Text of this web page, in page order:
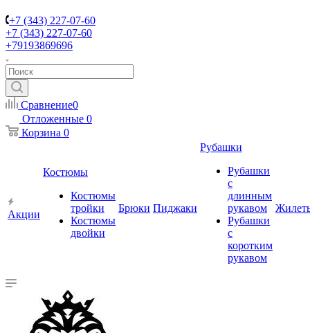
+7 (343) 227-07-60
+7 (343) 227-07-60
+79193869696
Сравнение0
Отложенные 0
Корзина 0
Акции
Костюмы
Костюмы
тройки
Костюмы
двойки
Брюки Пиджаки
Рубашки
Рубашки
с
длинным
рукавом
Рубашки
с
коротким
рукавом